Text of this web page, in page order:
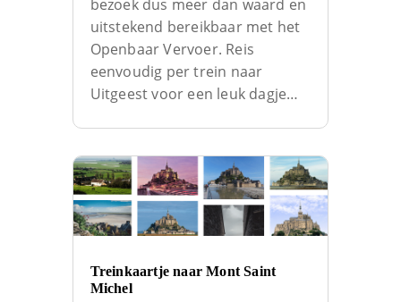
bezoek dus meer dan waard en
uitstekend bereikbaar met het
Openbaar Vervoer. Reis
eenvoudig per trein naar
Uitgeest voor een leuk dagje…
Treinkaartje naar Mont Saint
Michel